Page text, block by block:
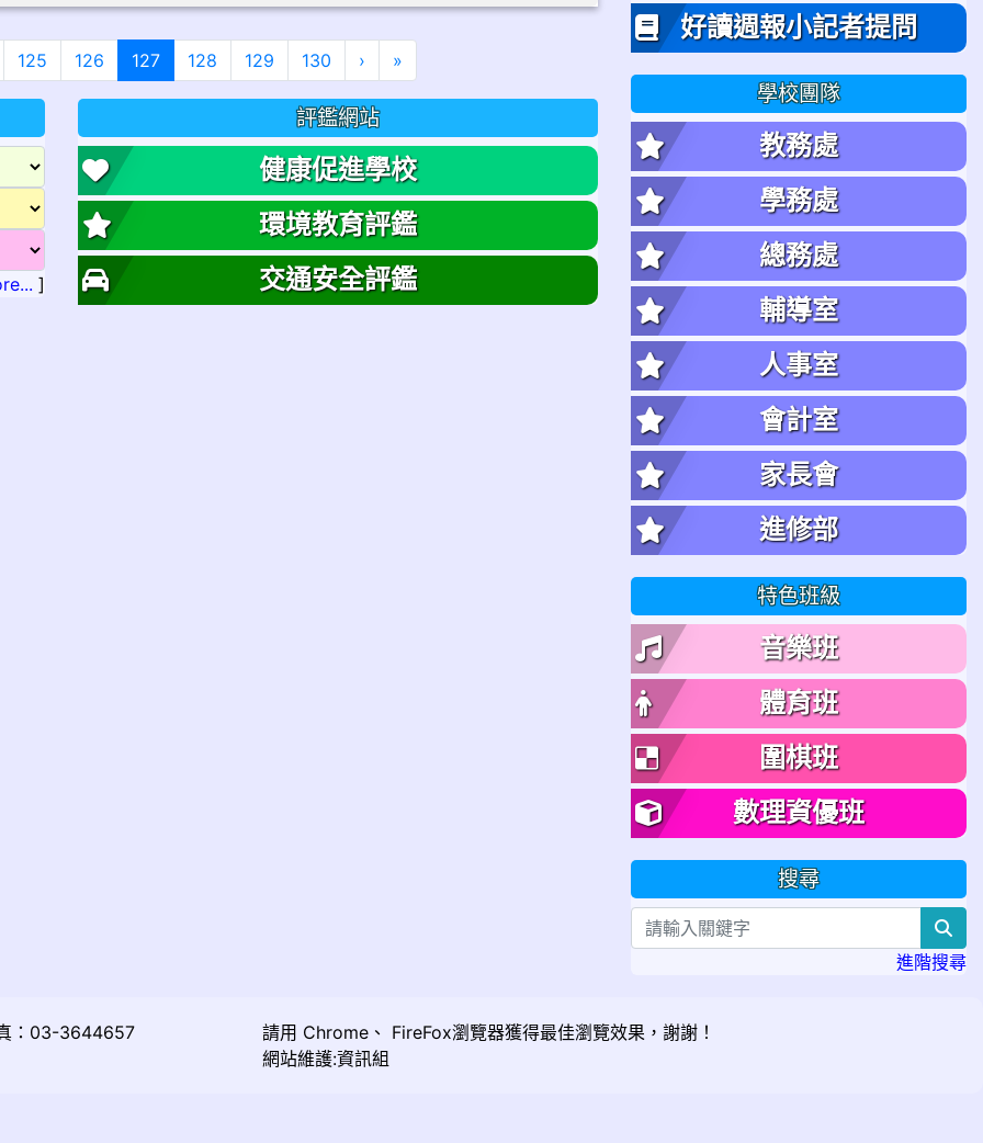
125 126 127(目前頁次)
128 129 130 ›下一頁
»最後頁
]
評鑑網站
健康促進學校
環境教育評鑑
交通安全評鑑
好讀週報小記者提問
學校團隊
教務處
學務處
總務處
輔導室
人事室
會計室
家長會
進修部
特色班級
音樂班
體育班
圍棋班
數理資優班
搜尋
進階搜尋
：03-3644657 請用 Chrome 、 FireFox瀏覽器獲得最佳瀏覽效果，謝謝！
網站維護:資訊組